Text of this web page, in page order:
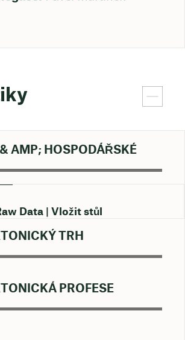
AMP; HOSPODÁŘSKÉ
Data Vložit stůl
TRH
PROFESE